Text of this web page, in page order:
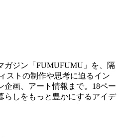
ガジン「FUMUFUMU」を、隔
ストの制作や思考に迫るイン
企画、アート情報まで。18ペー
らしをもっと豊かにするアイデ